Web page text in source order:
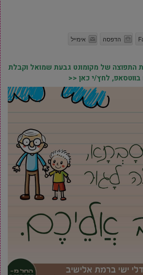
הדפסה אימייל
התפוצה של מקומונט גבעת שמואל וקבלת
בווטסאפ, לחץ/י כאן <<